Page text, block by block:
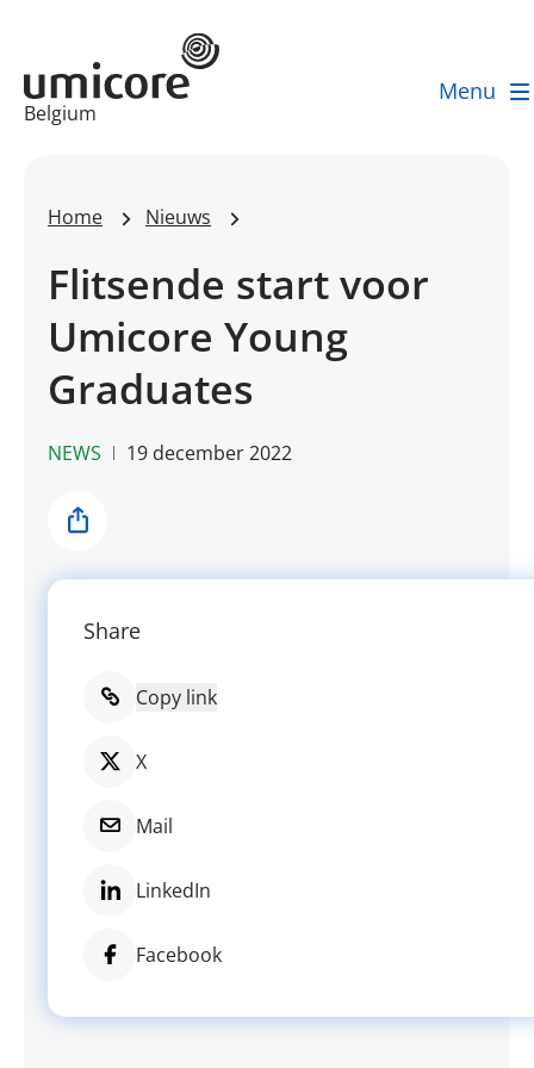
Businessunit:
Belgium
Menu
Home Nieuws
Flitsende start voor
Umicore Young
Graduates
NEWS 19 december 2022
Share
Share
Copy link
X
Mail
LinkedIn
Facebook